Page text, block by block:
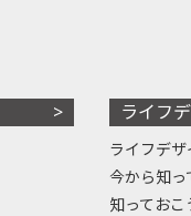
ライフ
ライフデ
今から知
知ってお